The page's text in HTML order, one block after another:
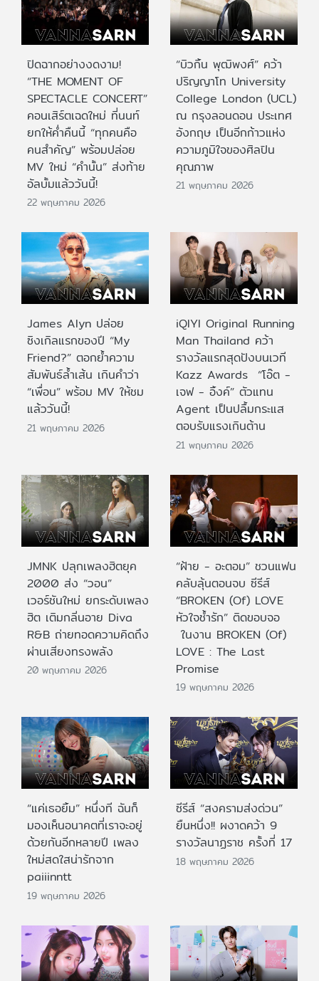
ปิดฉากอย่างงดงาม!
“THE MOMENT OF
SPECTACLE CONCERT”
คอนเสิร์ตเฉดใหม่ ที่นนท์
ยกให้ค่ำคืนนี้ “ทุกคนคือ
คนสำคัญ” พร้อมปล่อย
MV ใหม่ “คำนั้น” ส่งท้าย
อัลบั้มแล้ววันนี้!
22 พฤษภาคม 2026
“บิวกิ้น พุฒิพงศ์” คว้า
ปริญญาโท University
College London (UCL)
ณ กรุงลอนดอน ประเทศ
อังกฤษ เป็นอีกก้าวแห่ง
ความภูมิใจของศิลปิน
คุณภาพ
21 พฤษภาคม 2026
James Alyn ปล่อย
ซิงเกิลแรกของปี “My
Friend?” ตอกย้ำความ
สัมพันธ์ล้ำเส้น เกินคำว่า
“เพื่อน” พร้อม MV ให้ชม
แล้ววันนี้!
21 พฤษภาคม 2026
iQIYI Original Running
Man Thailand คว้า
รางวัลแรกสุดปังบนเวที
Kazz Awards “โอ๊ต -
เจฟ - อิ้งค์” ตัวแทน
Agent เป็นปลื้มกระแส
ตอบรับแรงเกินต้าน
21 พฤษภาคม 2026
JMNK ปลุกเพลงฮิตยุค
2000 ส่ง “วอน”
เวอร์ชันใหม่ ยกระดับเพลง
ฮิต เติมกลิ่นอาย Diva
R&B ถ่ายทอดความคิดถึง
ผ่านเสียงทรงพลัง
20 พฤษภาคม 2026
“ฝ้าย - อะตอม” ชวนแฟน
คลับลุ้นตอนจบ ซีรีส์
“BROKEN (Of) LOVE
หัวใจช้ำรัก” ติดขอบจอ
ในงาน BROKEN (Of)
LOVE : The Last
Promise
19 พฤษภาคม 2026
“แค่เธอยิ้ม” หนึ่งที ฉันก็
มองเห็นอนาคตที่เราจะอยู่
ด้วยกันอีกหลายปี เพลง
ใหม่สดใสน่ารักจาก
paiiinntt
19 พฤษภาคม 2026
ซีรีส์ “สงครามส่งด่วน”
ยืนหนึ่ง!! ผงาดคว้า 9
รางวัลนาฏราช ครั้งที่ 17
18 พฤษภาคม 2026